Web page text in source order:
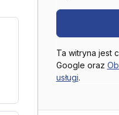
Ta witryna jest
Google oraz
usługi.